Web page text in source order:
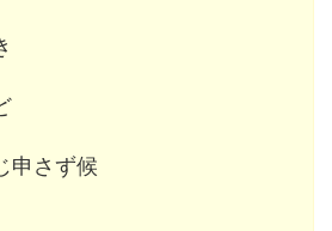
申さず候